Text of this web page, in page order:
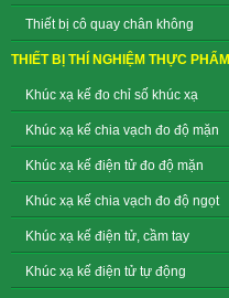
Thiết bị cô quay chân không
THIẾT BỊ THÍ NGHIỆM THỰC PHẨM
Khúc xạ kế đo chỉ số khúc xạ
Khúc xạ kế chia vạch đo độ mặn
Khúc xạ kế điện tử đo độ mặn
Khúc xạ kế chia vạch đo độ ngọt
Khúc xạ kế điện tử, cầm tay
Khúc xạ kế điện tử tự động